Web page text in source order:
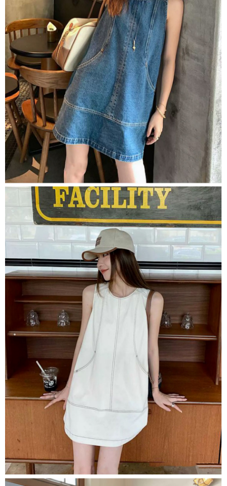
４．使用「AFTEE先享後付」時，將依據個別帳號之用戶狀況，依本公司即
時審查核予不同之上限額度；若仍有額度不足之情形，本公司將視審查結果
請求用戶進行身份認證。
５．嚴禁一人註冊多個帳號或使用他人資訊註冊。若發現惡意使用之情形，
恩沛科技股份有限公司將有權停止該用戶之使用額度並採取法律行動。
每筆NT$100，滿NT$1,500(含以上)免運費
海外宅配